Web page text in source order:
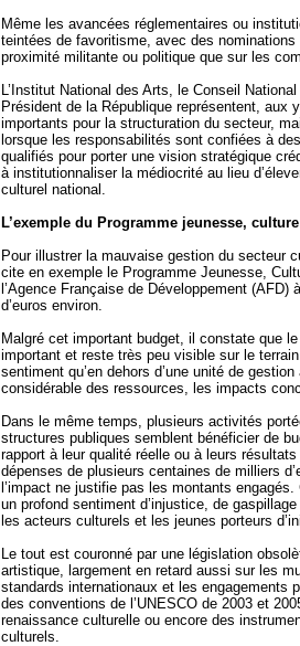
Même les avancées réglementaires ou
teintées de favoritisme, avec des
proximité militante ou politique que sur les
L’Institut National des Arts, le Conseil
Président de la République représentent, aux
importants pour la structuration du secteur,
lorsque les responsabilités sont confiées à
qualifiés pour porter une vision stratégique
à institutionnaliser la médiocrité au lieu
culturel national.
L’exemple du Programme jeunesse,
Pour illustrer la mauvaise gestion du secteur
cite en exemple le Programme Jeunesse,
l’Agence Française de Développement (AFD)
d’euros environ.
Malgré cet important budget, il constate que
important et reste très peu visible sur le
sentiment qu’en dehors d’une unité de
considérable des ressources, les impacts
Dans le même temps, plusieurs activités
structures publiques semblent bénéficier de
rapport à leur qualité réelle ou à leurs
dépenses de plusieurs centaines de milliers
l’impact ne justifie pas les montants
un profond sentiment d’injustice, de
les acteurs culturels et les jeunes porteurs
Le tout est couronné par une législation
artistique, largement en retard aussi sur les
standards internationaux et les engagements
des conventions de l’UNESCO de 2003 et
renaissance culturelle ou encore des
culturels.